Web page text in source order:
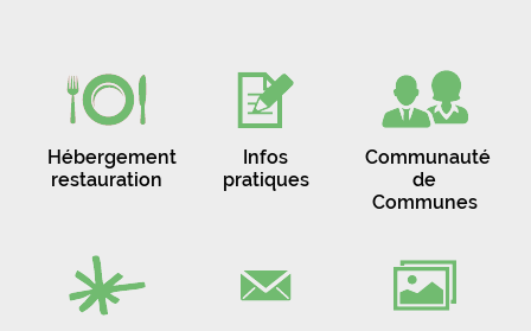
Hébergement
restauration
Infos
pratiques
Communauté
de
Communes